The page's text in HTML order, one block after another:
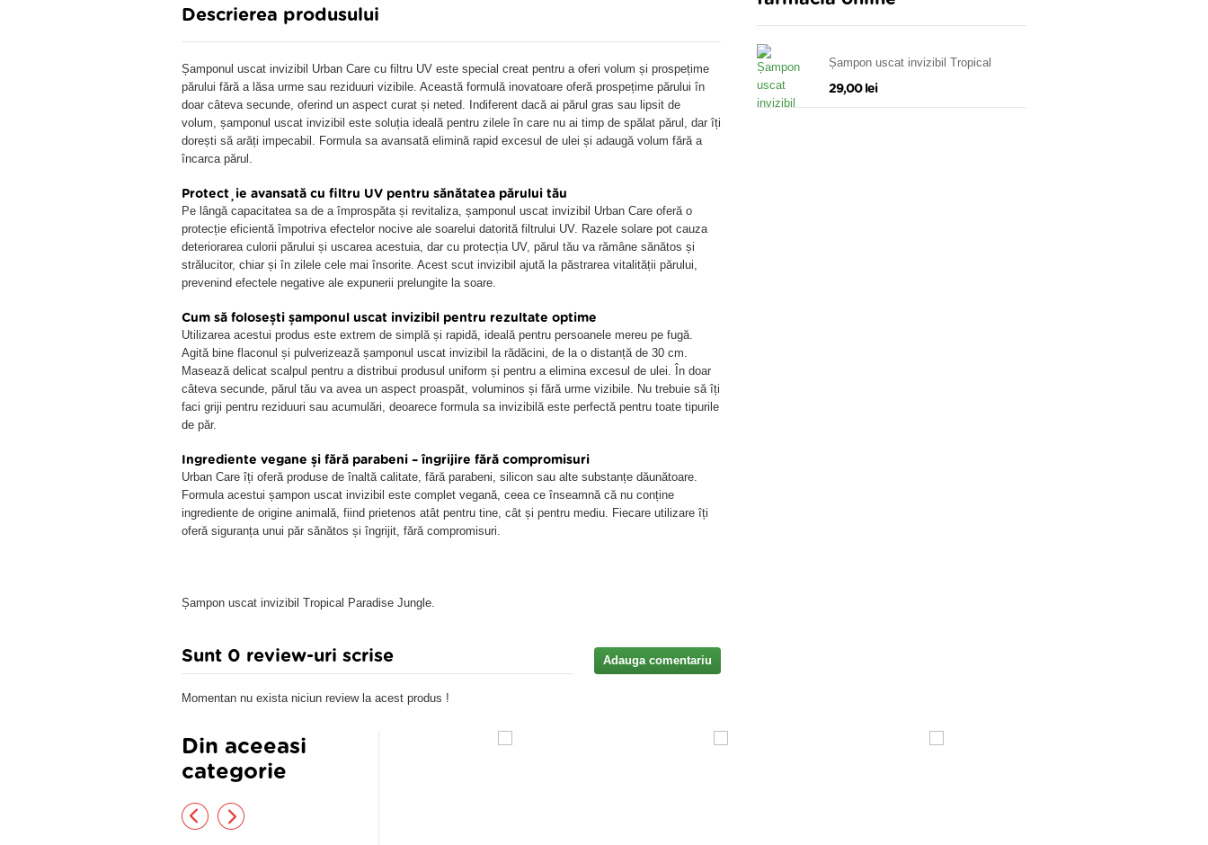
Descrierea produsului
Șamponul uscat invizibil Urban Care cu filtru UV este special creat pentru a oferi volum și prospețime
părului fără a lăsa urme sau reziduuri vizibile. Această formulă inovatoare oferă prospețime părului în
doar câteva secunde, oferind un aspect curat și neted. Indiferent dacă ai părul gras sau lipsit de
volum, șamponul uscat invizibil este soluția ideală pentru zilele în care nu ai timp de spălat părul, dar îți
dorești să arăți impecabil. Formula sa avansată elimină rapid excesul de ulei și adaugă volum fără a
încarca părul.
Protecție avansată cu filtru UV pentru sănătatea părului tău
Pe lângă capacitatea sa de a împrospăta și revitaliza, șamponul uscat invizibil Urban Care oferă o
protecție eficientă împotriva efectelor nocive ale soarelui datorită filtrului UV. Razele solare pot cauza
deteriorarea culorii părului și uscarea acestuia, dar cu protecția UV, părul tău va rămâne sănătos și
strălucitor, chiar și în zilele cele mai însorite. Acest scut invizibil ajută la păstrarea vitalității părului,
prevenind efectele negative ale expunerii prelungite la soare.
Cum să folosești șamponul uscat invizibil pentru rezultate optime
Utilizarea acestui produs este extrem de simplă și rapidă, ideală pentru persoanele mereu pe fugă.
Agită bine flaconul și pulverizează șamponul uscat invizibil la rădăcini, de la o distanță de 30 cm.
Masează delicat scalpul pentru a distribui produsul uniform și pentru a elimina excesul de ulei. În doar
câteva secunde, părul tău va avea un aspect proaspăt, voluminos și fără urme vizibile. Nu trebuie să îți
faci griji pentru reziduuri sau acumulări, deoarece formula sa invizibilă este perfectă pentru toate tipurile
de păr.
Ingrediente vegane și fără parabeni – îngrijire fără compromisuri
Urban Care îți oferă produse de înaltă calitate, fără parabeni, silicon sau alte substanțe dăunătoare.
Formula acestui șampon uscat invizibil este complet vegană, ceea ce înseamnă că nu conține
ingrediente de origine animală, fiind prietenos atât pentru tine, cât și pentru mediu. Fiecare utilizare îți
oferă siguranța unui păr sănătos și îngrijit, fără compromisuri.
Șampon uscat invizibil Tropical Paradise Jungle.
Sunt 0 review-uri scrise Adauga comentariu
Momentan nu exista niciun review la acest produs !
Șampon uscat invizibil Tropical
29,00 lei
Din aceeasi
categorie